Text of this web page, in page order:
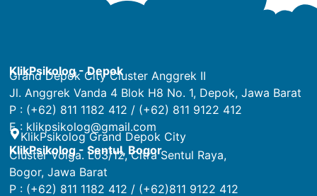
KlikPsikolog - Depok
Grand Depok City Cluster Anggrek II
Jl. Anggrek Vanda 4 Blok H8 No. 1, Depok, Jawa Barat
P : (+62) 811 1182 412 / (+62) 811 9122 412
E : klikpsikolog@gmail.com
KlikPsikolog Grand Depok City
KlikPsikolog - Sentul, Bogor
Cluster Volga. L03/12, Citra Sentul Raya,
Bogor, Jawa Barat
P : (+62) 811 1182 412 / (+62)811 9122 412